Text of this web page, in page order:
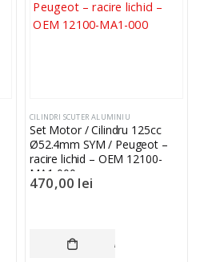
CILINDRI SCUTER ALUMINIU
Set Motor / Cilindru 125cc
Ø52.4mm SYM / Peugeot –
racire lichid – OEM 12100-
MA1-000
470,00 lei
ADAUGĂ ÎN COȘ